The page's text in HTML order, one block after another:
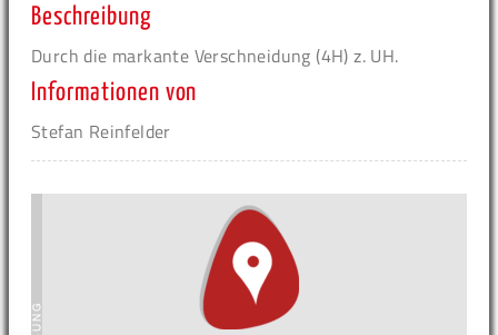
Beschreibung
Durch die markante Verschneidung (4H) z. UH.
Informationen von
Stefan Reinfelder